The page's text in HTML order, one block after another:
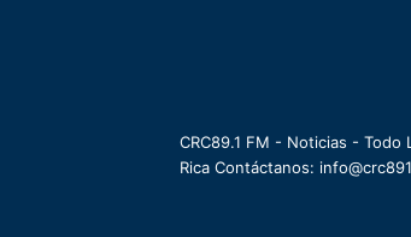
CRC89.1 FM - Noticias - Todo
Rica Contáctanos: